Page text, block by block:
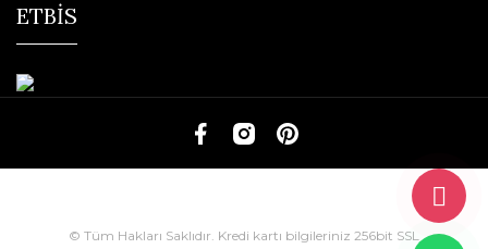
ETBİS
© Tüm Hakları Saklıdır. Kredi kartı bilgileriniz 256bit SSL